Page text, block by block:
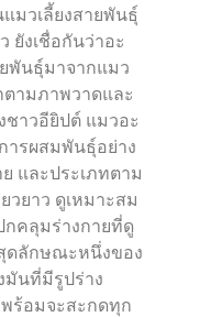
มวเลี้ยงสายพันธุ์
ยังเชื่อกันว่าอะ
พันธุ์มาจากแมว
ามภาพวาดและ
าวอียิปต์ แมวอะ
ารผสมพันธุ์อย่าง
และประเภทตาม
วยาว ดูเหมาะสม
คลุมร่างกายที่ดู
ดลักษณะหนึ่งของ
มันที่มีรูปร่าง
ร้อมจะสะกดทุก